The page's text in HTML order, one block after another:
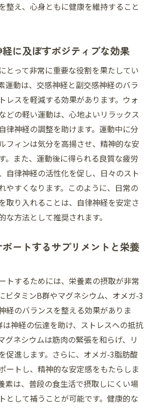
整え、心身ともに健康を維持すること
に及ぼすポジティブな効果
とって非常に重要な役割を果たしてい
運動は、交感神経と副交感神経のバラ
レスを軽減する効果があります。ウォ
どの軽い運動は、心地よいリラックス
律神経の調整を助けます。運動中に分
フィンは気分を高揚させ、精神的な安
。また、運動後に得られる良質な疲労
自律神経の活性化を促し、日々のスト
やすくなります。このように、日常の
取り入れることは、自律神経を安定さ
な方法として推奨されます。
ートするサプリメントと栄養
トするためには、栄養素の摂取が非常
ビタミンB群やマグネシウム、オメガ-3
経のバランスを整える効果がありま
は神経の伝達を助け、ストレスへの抵抗
グネシウムは筋肉の緊張を和らげ、リ
促進します。さらに、オメガ-3脂肪酸
ートし、精神的な安定感をもたらしま
素は、普段の食生活で摂取しにくい場
として補うことが可能です。健康的な